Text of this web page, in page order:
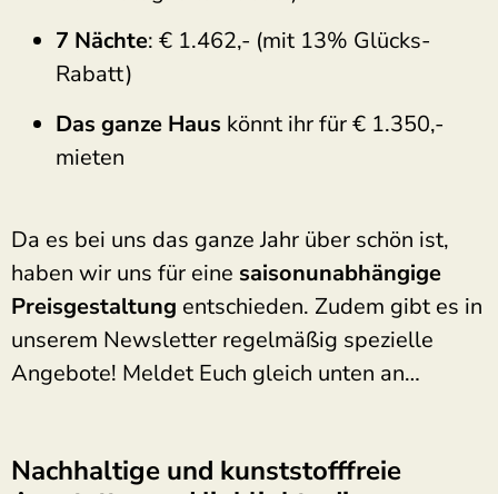
7 Nächte: € 1.462,- (mit 13% Glücks-
Rabatt)
Das ganze Haus könnt ihr für € 1.350,-
mieten
Da es bei uns das ganze Jahr über schön ist,
haben wir uns für eine saisonunabhängige
Preisgestaltung entschieden. Zudem gibt es in
unserem Newsletter regelmäßig spezielle
Angebote! Meldet Euch gleich unten an…
Nachhaltige und kunststofffreie